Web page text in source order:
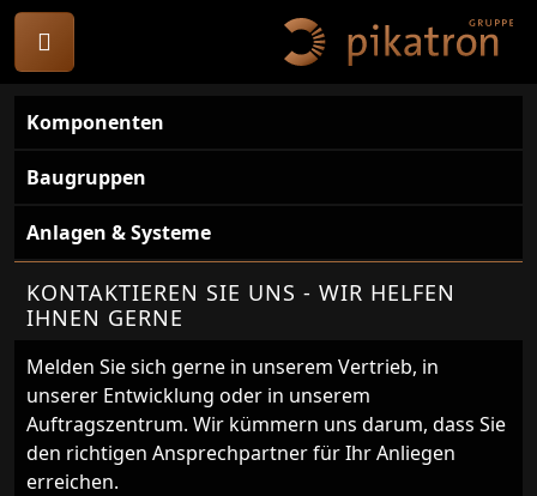
Komponenten
Baugruppen
Anlagen & Systeme
KONTAKTIEREN SIE UNS - WIR HELFEN
IHNEN GERNE
Melden Sie sich gerne in unserem Vertrieb, in
unserer Entwicklung oder in unserem
Auftragszentrum. Wir kümmern uns darum, dass Sie
den richtigen Ansprechpartner für Ihr Anliegen
erreichen.